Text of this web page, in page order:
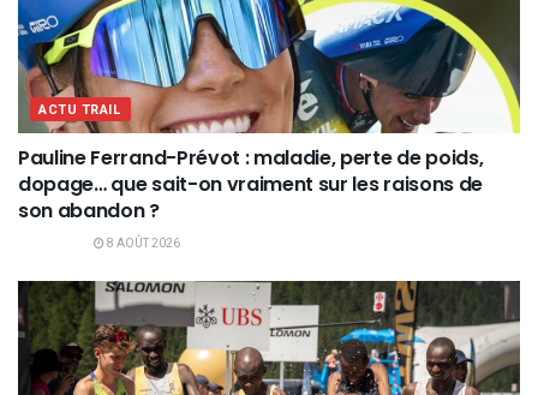
ACTU TRAIL
Pauline Ferrand-Prévot : maladie, perte de poids,
dopage… que sait-on vraiment sur les raisons de
son abandon ?
8 AOÛT 2026